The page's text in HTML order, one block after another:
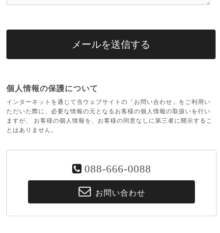
個人情報の保護について
インターネットを通じて当ウェブサイトの「お問い合わせ」をご利用い
ただいた際に、必要な情報の元となるお客様の個人情報の取扱いを行い
ますが、 お客様の個人情報を、お客様の同意なしに第三者に開示するこ
とはありません。
088-666-0088
お問い合わせ